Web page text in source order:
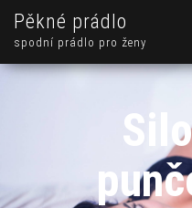
Pěkné prádlo
spodní prádlo pro ženy